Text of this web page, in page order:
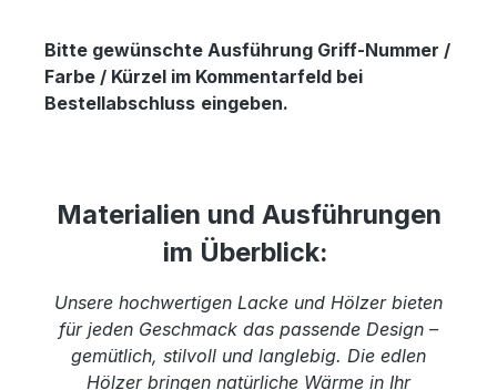
Bitte gewünschte Ausführung Griff-Nummer /
Farbe / Kürzel im Kommentarfeld bei
Bestellabschluss eingeben.
Materialien und Ausführungen
im Überblick:
Unsere hochwertigen Lacke und Hölzer bieten
für jeden Geschmack das passende Design –
gemütlich, stilvoll und langlebig. Die edlen
Hölzer bringen natürliche Wärme in Ihr